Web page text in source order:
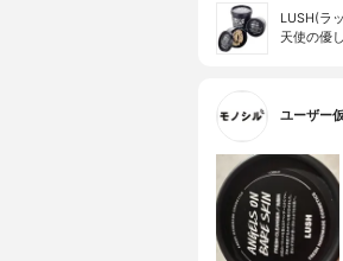
LUSH(ラ
天使の優
ユーザー